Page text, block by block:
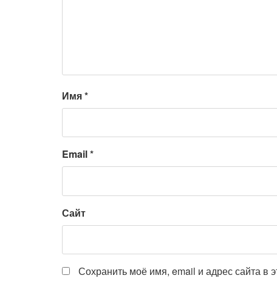
Имя*
Email*
Сайт
Сохранить моё имя, email и адрес сайта в